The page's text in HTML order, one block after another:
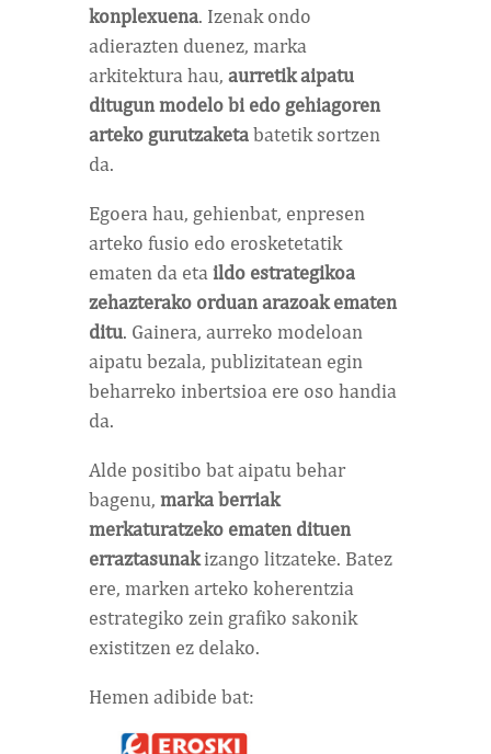
konplexuena. Izenak ondo
adierazten duenez, marka
arkitektura hau, aurretik aipatu
ditugun modelo bi edo gehiagoren
arteko gurutzaketabatetik sortzen
da.
Egoera hau, gehienbat, enpresen
arteko fusio edo erosketetatik
ematen da etaildo estrategikoa
zehazterako orduan arazoak ematen
ditu. Gainera, aurreko modeloan
aipatu bezala, publizitatean egin
beharreko inbertsioa ere oso handia
da.
Alde positibo bat aipatu behar
bagenu, marka berriak
merkaturatzeko ematen dituen
erraztasunakizango litzateke. Batez
ere, marken arteko koherentzia
estrategiko zein grafiko sakonik
existitzen ez delako.
Hemen adibide bat: